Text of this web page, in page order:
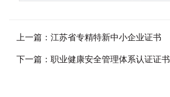
上一篇：江苏省专精特新中小企业证书
下一篇：职业健康安全管理体系认证证书